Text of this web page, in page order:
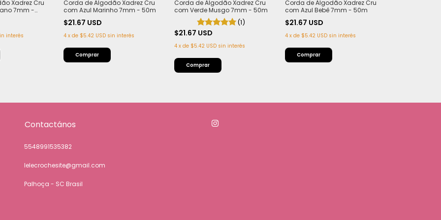
Xadrez Cru
7mm -
interés
Corda de Algodão Xadrez Cru
com Azul Marinho 7mm - 50m
$21.67 USD
4 x de $5.42 USD sin interés
Corda de Algodão Xadrez Cru
com Verde Musgo 7mm - 50m
(1)
$21.67 USD
4 x de $5.42 USD sin interés
Corda de Algodão Xadrez Cru
com Azul Bebê 7mm - 50m
$21.67 USD
4 x de $5.42 USD sin interés
Contactános
5548991535382
lelecrochesite@gmail.com
Palhoça - SC Brasil